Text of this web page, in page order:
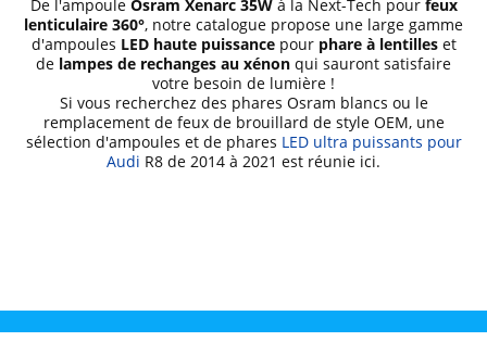
De l'ampoule Osram Xenarc 35Wà la Next-Tech pour feux
lenticulaire 360°, notre catalogue propose une large gamme
d'ampoules LED haute puissancepour phare à lentilleset
de lampes de rechanges au xénon qui sauront satisfaire
votre besoin de lumière !
Si vous recherchez des phares Osram blancs ou le
remplacement de feux de brouillard de style OEM, une
sélection d'ampoules et de phares LED ultra puissants pour
Audi R8 de 2014 à 2021 est réunie ici.